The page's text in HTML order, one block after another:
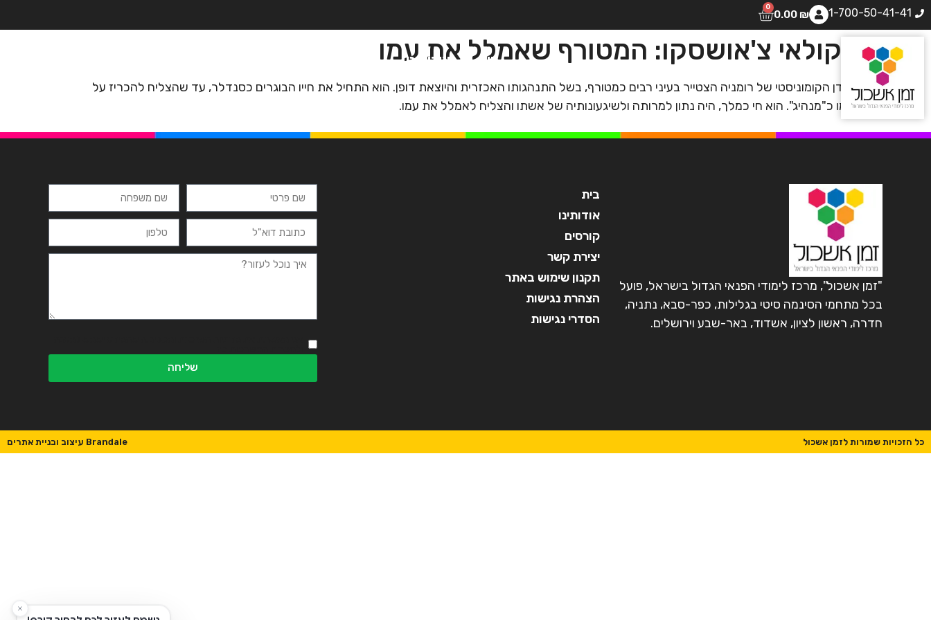
1-700-50-41-41
0.00 ₪
0
בית אודותינו
ניקולאי צ'אושסקו: המטורף שאמלל את עמו
הרודן הקומוניסטי של רומניה הצטייר בעיני רבים כמטורף, בשל התנהגותו האכזרית והיוצאת דופן. הוא התחיל את חייו הבוגרים כסנדלר, עד שהצליח להכריז על
עצמו כ"מנהיג". הוא חי כמלך, היה נתון למרותה ולשיגעונותיה של אשתו והצליח לאמלל את עמו.
"זמן אשכול", מרכז לימודי הפנאי הגדול בישראל, פועל
בכל מתחמי הסינמה סיטי בגלילות, כפר-סבא, נתניה,
חדרה, ראשון לציון, אשדוד, באר-שבע וירושלים.
בית
אודותינו
קורסים
יצירת קשר
תקנון שימוש באתר
הצהרת נגישות
הסדרי נגישות
שליחה
כל הזכויות שמורות לזמן אשכול Brandale עיצוב ובניית אתרים